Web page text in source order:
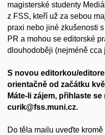
magisterské studenty
z FSS, kteří už za sebou
praxi nebo jiné zkušenosti
PR a mohou se editorské
dlouhodoběji (nejméně cca
S novou editorkou/
orientačně od začátku
Máte-li zájem, přihlaste
curik@fss.muni.cz.
Do těla mailu uveďte